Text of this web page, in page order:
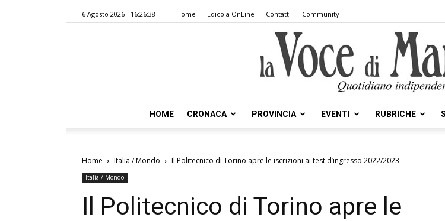
6 Agosto 2026 - 16:26:38 Home Edicola OnLine Contatti Community
Voce
HOME CRONACA PROVINCIA EVENTI RUBRICHE
Home Italia / Mondo Il Politecnico di Torino apre le iscrizioni ai test d’ingresso 2022/2023
Italia / Mondo
Il Politecnico di Torino apre le